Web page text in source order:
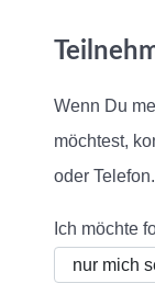
Wenn Du
möchtest,
oder Telefon.
Ich möchte